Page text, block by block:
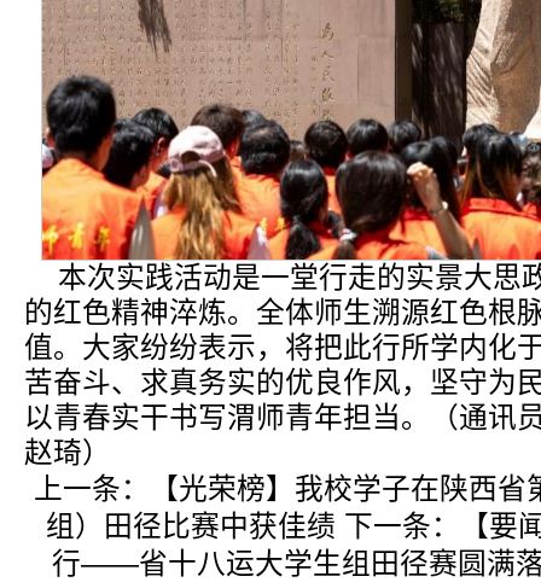
本次实践活动是一堂行走的实景大思
的红色精神淬炼。全体师生溯源红色根
值。大家纷纷表示，将把此行所学内化
苦奋斗、求真务实的优良作风，坚守为
以青春实干书写渭师青年担当。（通讯
赵琦）
上一条：
【光荣榜】我校学子在陕西
组）田径比赛中获佳绩 下一条：
【要
行——省十八运大学生组田径赛圆满